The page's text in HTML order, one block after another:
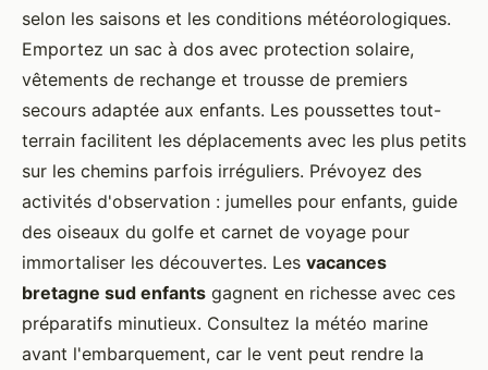
selon les saisons et les conditions météorologiques.
Emportez un sac à dos avec protection solaire,
vêtements de rechange et trousse de premiers
secours adaptée aux enfants. Les poussettes tout-
terrain facilitent les déplacements avec les plus petits
sur les chemins parfois irréguliers. Prévoyez des
activités d'observation : jumelles pour enfants, guide
des oiseaux du golfe et carnet de voyage pour
immortaliser les découvertes. Les vacances
bretagne sud enfants gagnent en richesse avec ces
préparatifs minutieux. Consultez la météo marine
avant l'embarquement, car le vent peut rendre la